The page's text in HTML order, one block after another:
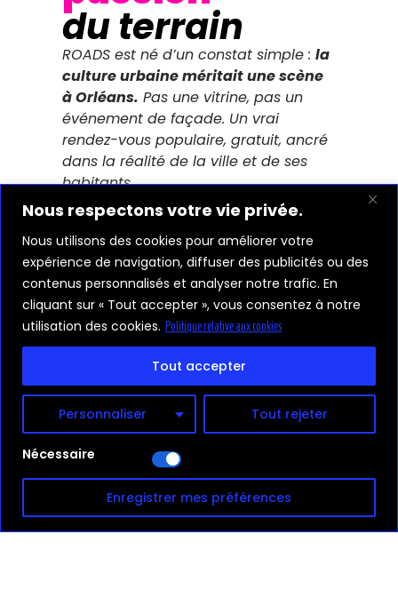
Nous respectons votre vie privée.
Nous utilisons des cookies pour améliorer votre
expérience de navigation, diffuser des publicités ou des
contenus personnalisés et analyser notre trafic. En
cliquant sur « Tout accepter », vous consentez à notre
utilisation des cookies. Politique relative aux cookies
Personnaliser Tout rejeter
Tout accepter
Nécessaire
Enregistrer mes préférences
du terrain
ROADS est né d’un constat simple : la
culture urbaine méritait une scène
à Orléans. Pas une vitrine, pas un
événement de façade. Un vrai
rendez-vous populaire, gratuit, ancré
dans la réalité de la ville et de ses
habitants.
Porté depuis 2017, le festival a grandi
édition après édition en restant fidèle
à une seule ambition : célébrer la
culture urbaine sous toutes ses
formes, pour tous les publics.
En 2026, ROADS fête sa9ème
avec plus de disciplines, plus
d’artistes, plus d’énergie.Toujours
100% gratuit.